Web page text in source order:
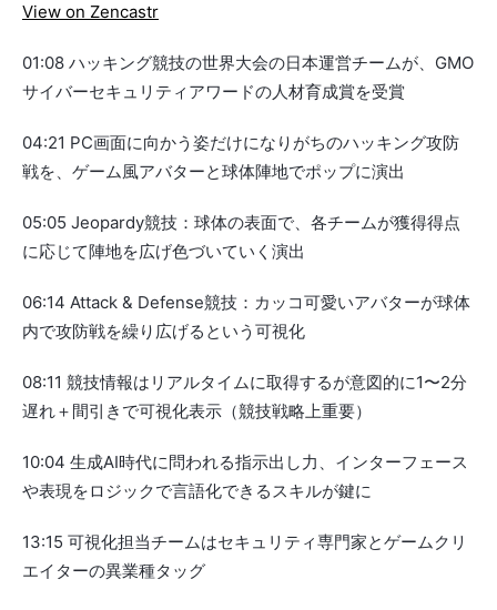
View on Zencastr
01:08 ハッキング競技の世界大会の日本運営チームが、GMO
サイバーセキュリティアワードの人材育成賞を受賞
04:21 PC画面に向かう姿だけになりがちのハッキング攻防
戦を、ゲーム風アバターと球体陣地でポップに演出
05:05 Jeopardy競技：球体の表面で、各チームが獲得得点
に応じて陣地を広げ色づいていく演出
06:14 Attack & Defense競技：カッコ可愛いアバターが球体
内で攻防戦を繰り広げるという可視化
08:11 競技情報はリアルタイムに取得するが意図的に1〜2分
遅れ＋間引きで可視化表示（競技戦略上重要）
10:04 生成AI時代に問われる指示出し力、インターフェース
や表現をロジックで言語化できるスキルが鍵に
13:15 可視化担当チームはセキュリティ専門家とゲームクリ
エイターの異業種タッグ